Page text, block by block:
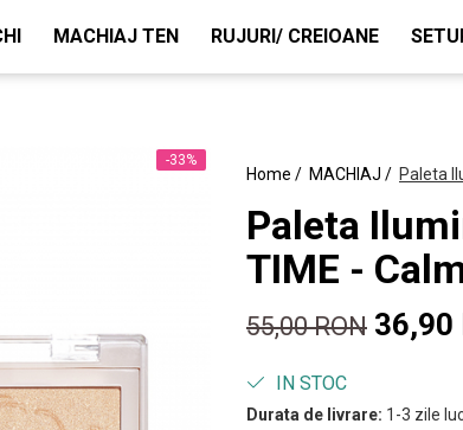
MACHIAJ TEN RUJURI/ CREIOANE
Home / MACHIAJ / Paleta
Paleta
TIME -
-33%
55,00 RON 36,90
IN STOC
Durata de livrare: 1-3 zile